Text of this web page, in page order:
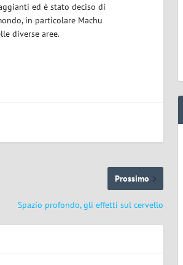
ed è stato deciso di
in particolare Machu
diverse aree.
Prossimo
Spazio profondo, gli effetti sul cervello